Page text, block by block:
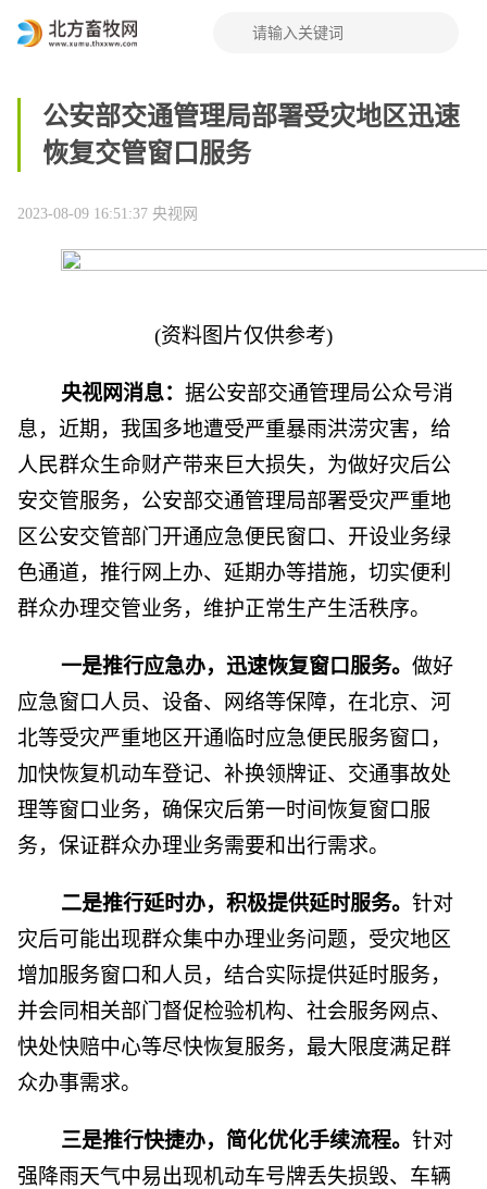
公安部交通管理局部署受灾地区迅速
恢复交管窗口服务
2023-08-09 16:51:37 央视网
(资料图片仅供参考)
央视网消息： 据公安部交通管理局公众号消
息，近期，我国多地遭受严重暴雨洪涝灾害，给
人民群众生命财产带来巨大损失，为做好灾后公
安交管服务，公安部交通管理局部署受灾严重地
区公安交管部门开通应急便民窗口、开设业务绿
色通道，推行网上办、延期办等措施，切实便利
群众办理交管业务，维护正常生产生活秩序。
一是推行应急办，迅速恢复窗口服务。 做好
应急窗口人员、设备、网络等保障，在北京、河
北等受灾严重地区开通临时应急便民服务窗口，
加快恢复机动车登记、补换领牌证、交通事故处
理等窗口业务，确保灾后第一时间恢复窗口服
务，保证群众办理业务需要和出行需求。
二是推行延时办，积极提供延时服务。 针对
灾后可能出现群众集中办理业务问题，受灾地区
增加服务窗口和人员，结合实际提供延时服务，
并会同相关部门督促检验机构、社会服务网点、
快处快赔中心等尽快恢复服务，最大限度满足群
众办事需求。
三是推行快捷办，简化优化手续流程。 针对
强降雨天气中易出现机动车号牌丢失损毁、车辆